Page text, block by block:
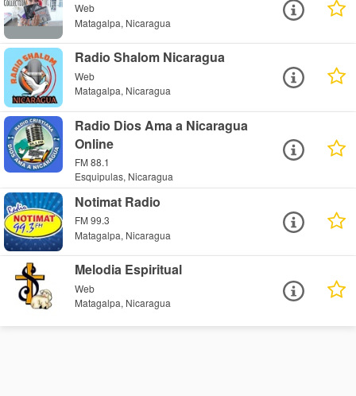
Web
Matagalpa, Nicaragua
Radio Shalom Nicaragua
Web
Matagalpa, Nicaragua
Radio Dios Ama a Nicaragua
Online
FM 88.1
Esquipulas, Nicaragua
Notimat Radio
FM 99.3
Matagalpa, Nicaragua
Melodia Espiritual
Web
Matagalpa, Nicaragua